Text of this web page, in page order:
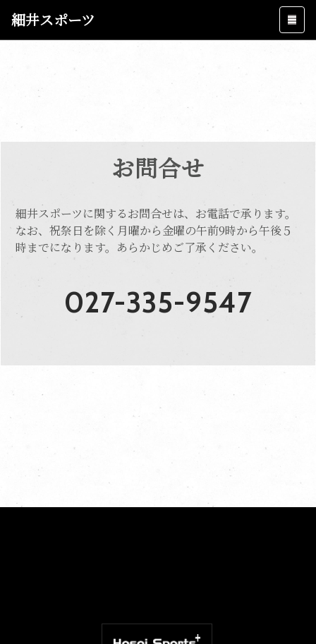
細井スポーツ
お問合せ
細井スポーツに関するお問合せは、お電話で承ります。
なお、祝祭日を除く月曜から金曜の午前9時から午後５
時までになります。あらかじめご了承ください。
027-335-9547